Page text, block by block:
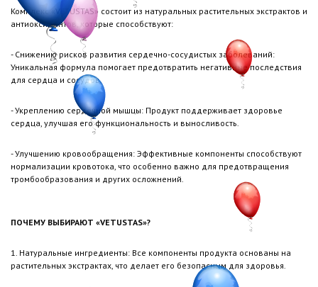
Комплекс «VETUSTAS» состоит из натуральных растительных экстрактов и
антиоксидантов, которые способствуют:
- Снижению рисков развития сердечно-сосудистых заболеваний:
Уникальная формула помогает предотвратить негативные последствия
для сердца и сосудов.
- Укреплению сердечной мышцы: Продукт поддерживает здоровье
сердца, улучшая его функциональность и выносливость.
- Улучшению кровообращения: Эффективные компоненты способствуют
нормализации кровотока, что особенно важно для предотвращения
тромбообразования и других осложнений.
ПОЧЕМУ ВЫБИРАЮТ «VETUSTAS»?
1. Натуральные ингредиенты: Все компоненты продукта основаны на
растительных экстрактах, что делает его безопасным для здоровья.